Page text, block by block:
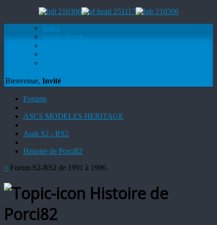
Index
Sujets récents
Bienvenue, Invité
Forums
ASCS MODELES HERITAGE
Audi S2 - RS2
Histoire de Porci82
× Forum S2-RS2 de 1991 à 1996.
Histoire de
Porci82